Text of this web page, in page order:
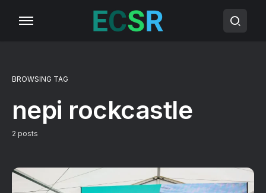
BROWSING TAG
nepi rockcastle
2 posts